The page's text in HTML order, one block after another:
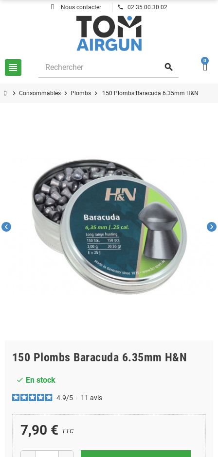
Nous contacter phone 02 35 00 30 02
view_headline search
0
chevron_right Consommables chevron_right Plombs chevron_right 150 Plombs Baracuda 6.35mm H&N
chevron_left chevron_right
150 Plombs Baracuda 6.35mm H&N
check En stock
4.9/5 - 11 avis
7,90 € TTC